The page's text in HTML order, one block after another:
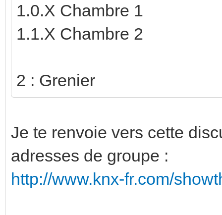
1.0.X Chambre 1
1.1.X Chambre 2
2 : Grenier
Je te renvoie vers cette
adresses de groupe :
http://www.knx-fr.com/